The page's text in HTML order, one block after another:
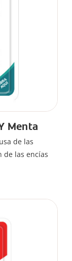
Menta
de las
de las encías